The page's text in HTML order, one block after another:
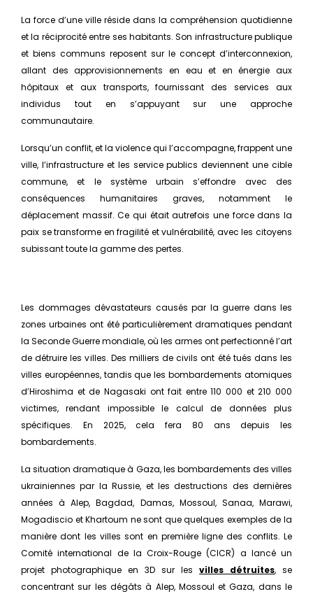
La force d’une ville réside dans la compréhension quotidienne
et la réciprocité entre ses habitants. Son infrastructure publique
et biens communs reposent sur le concept d’interconnexion,
allant des approvisionnements en eau et en énergie aux
hôpitaux et aux transports, fournissant des services aux
individus tout en s’appuyant sur une approche
communautaire.
Lorsqu’un conflit, et la violence qui l’accompagne, frappent une
ville, l’infrastructure et les service publics deviennent une cible
commune, et le système urbain s’effondre avec des
conséquences humanitaires graves, notamment le
déplacement massif. Ce qui était autrefois une force dans la
paix se transforme en fragilité et vulnérabilité, avec les citoyens
subissant toute la gamme des pertes.
Les dommages dévastateurs causés par la guerre dans les
zones urbaines ont été particulièrement dramatiques pendant
la Seconde Guerre mondiale, où les armes ont perfectionné l’art
de détruire les villes. Des milliers de civils ont été tués dans les
villes européennes, tandis que les bombardements atomiques
d’Hiroshima et de Nagasaki ont fait entre 110 000 et 210 000
victimes, rendant impossible le calcul de données plus
spécifiques. En 2025, cela fera 80 ans depuis les
bombardements.
La situation dramatique à Gaza, les bombardements des villes
ukrainiennes par la Russie, et les destructions des dernières
années à Alep, Bagdad, Damas, Mossoul, Sanaa, Marawi,
Mogadiscio et Khartoum ne sont que quelques exemples de la
manière dont les villes sont en première ligne des conflits. Le
Comité international de la Croix-Rouge (CICR) a lancé un
projet photographique en 3D sur les villes détruites, se
concentrant sur les dégâts à Alep, Mossoul et Gaza, dans le